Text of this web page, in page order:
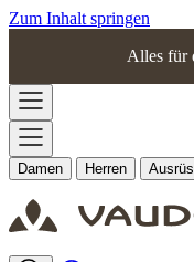
Zum Inhalt springen
Alles für
Damen Herren